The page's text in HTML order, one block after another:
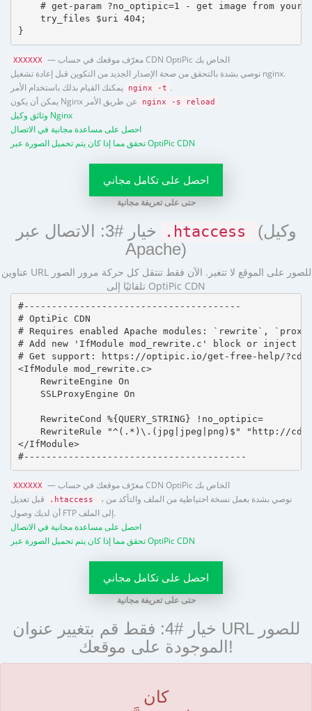
# get-param ?no_optipic=1 - get image from your
    try_files $uri 404;
}
XXXXXX
— معرّف موقعك في حساب CDN OptiPic الخاص بك
نوصي بشدة بالتحقق من صحة الإصدار الجديد من التكوين قبل إعادة تشغيل nginx.
nginx -t .
nginx -s reload
وثائق وكيل Nginx
احصل على مساعدة مجانية في الاتصال
تحقق مما إذا كان يتم تحميل الصورة عبر OptiPic CDN
احصل على تكامل مجاني
حتى على تعريفة مجانية
.htaccess
(وكيل
Apache)
عناوين URL للصور على الموقع لا تتغير. الآن فقط تنتقل كل حركة مرور الصور
تلقائيًا إلى OptiPic CDN
#---------------------------------------
# OptiPic CDN
# Requires enabled Apache modules: `rewrite`,
# Add new 'IfModule mod_rewrite.c' block or inject
# Get support: https://optipic.io/get-free-help/
<IfModule mod_rewrite.c>
    RewriteEngine On
    SSLProxyEngine On
    RewriteCond %{QUERY_STRING} !no_optipic=
RewriteRule "^(.*)\.(jpg|jpeg|png)$" "http://
</IfModule>
#----------------------------------------
XXXXXX
— معرّف موقعك في حساب CDN OptiPic الخاص بك
.htaccess
، نوصي بشدة بعمل نسخة احتياطية من الملف والتأكد من
أن لديك وصول FTP إلى الملف.
احصل على مساعدة مجانية في الاتصال
تحقق مما إذا كان يتم تحميل الصورة عبر OptiPic CDN
احصل على تكامل مجاني
حتى على تعريفة مجانية
خيار #4: فقط قم بتغيير عنوان URL للصور
الموجودة على موقعك!
كان